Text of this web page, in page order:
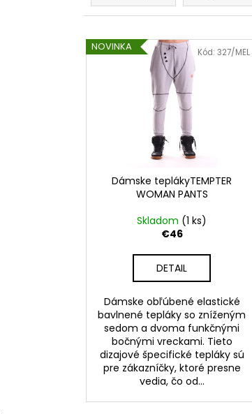
d
n
V
ýNOVINKA
Dámske teplákyTEMPTER
WOMAN PANTS
Skladom (1 ks)
€46
DETAIL
Dámske obľúbené elastické
bavlnené tepláky so zníženým
sedom a dvoma funkčnými
bočnými vreckami. Tieto
dizajové špecifické tepláky sú
pre zákazníčky, ktoré presne
vedia, čo od...
Kód:327/MEL